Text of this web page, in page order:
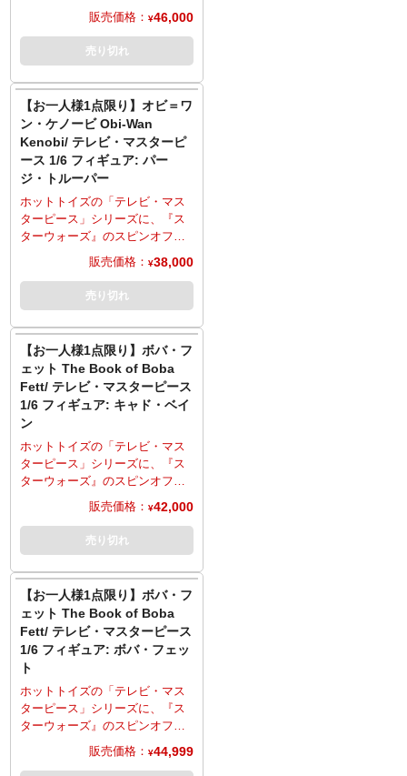
光刃パーツ、ベイダーのホログ
ラムを取り付け可能なホロプロ
ジェクター、多彩な差し替え用
台座などを使用し、さまざまな
シーンの演出が可能。
※こちらの商品はお一人様1点ま
でのご予約・注文とさせていた
だきます。お一人様で複数のご
予約、同住所でのご予約・注文
が確認されましたらキャンセル
とさせていただきますのでご注
意ください。
品『Obi-Wan Kenobi』よりダー
スベイダーがラインナップ。劇
中の姿を、全高約35センチ、30
箇所以上可動のDX版フィギュア
カイウォーカー」としての素顔
が露出したダメージ版ヘルメッ
トは、眼球可動ギミックを搭
載。生命維持装置でもある漆黒
の装甲服は、破損した胸元の制
御機能パネル、アウタークロー
クやインナーなど、質感やディ
テールにこだわり、細部に至る
まで精巧な仕上がり。制御機能
ィスプレイには、LEDによるラ
イトアップを搭載。ライトセー
バー2種（USBによるLEDライト
体で使う用）、エフェクトの光
刃パーツ、リーヴァ/サード・シ
スターのライトセーバー、豊富
な差し替え用ハンドパーツ、オ
ビ＝ワン・ケノービとの戦いを
繰り広げた惑星の岩場を造形し
たジオラマ風台座を使用し、劇
中で魅せたさまざまなシーンを
演出可能。
販売価格： ¥46,000
売り切れ
【お一人様1点限り】オビ＝ワ
ン・ケノービ Obi-Wan
Kenobi/ テレビ・マスターピ
ース 1/6 フィギュア: パー
ジ・トルーパー
ホットトイズの「テレビ・マス
ターピース」シリーズに、『ス
ターウォーズ』のスピンオフ作
品『Obi-Wan Kenobi』よりパー
ジ・トルーパーがラインナッ
プ。劇中の姿を、全高約30セン
チ、30箇所以上可動のフィギュ
グが特徴的な装甲服は、独特な
フォルムのヘルメット、右肩に
装備した肩章、コマンドスカー
トが付いたユーティリティベル
ト、アンダースーツなど、質感
やディテールにこだわり、光沢
感を再現した塗装など、細部に
至るまで精巧な仕上がり。武器
としてブラスターライフル、多
床面が造形された台座を使用す
れば、さまざまなシーンが演出
でのご予約・注文とさせていた
だきます。お一人様で複数のご
予約、同住所でのご予約・注文
が確認されましたらキャンセル
とさせていただきますのでご注
意ください。
販売価格： ¥38,000
売り切れ
【お一人様1点限り】ボバ・フ
ェット The Book of Boba
Fett/ テレビ・マスターピース
1/6 フィギュア: キャド・ベイ
ン
ホットトイズの「テレビ・マス
ターピース」シリーズに、『ス
ターウォーズ』のスピンオフ作
品『ボバ・フェット The Book
of Boba Fett』よりキャド・ベイ
ンがラインナップ。劇中の姿
を、全高約34センチ、30箇所以
化。フェイスパーツ3種が付属
し、頭部は差し替えでさまざま
な表情が演出可能。着脱可能な
帽子、呼吸装置が付いたトレン
チコートにベスト、両腕のガン
トレット、腰に巻いた弾帯ベル
トなど、ディテールや素材にこ
だわり抜き、ウェザリング塗装
を追加するなど、細部に至るま
たホルスターに収納可能なブラ
販売価格： ¥42,000
売り切れ
【お一人様1点限り】ボバ・フ
ェット The Book of Boba
Fett/ テレビ・マスターピース
1/6 フィギュア: ボバ・フェッ
ト
ホットトイズの「テレビ・マス
ターピース」シリーズに、『ス
ターウォーズ』のスピンオフ作
品『ボバ・フェット The Book
of Boba Fett』よりボバ・フェッ
販売価格： ¥44,999